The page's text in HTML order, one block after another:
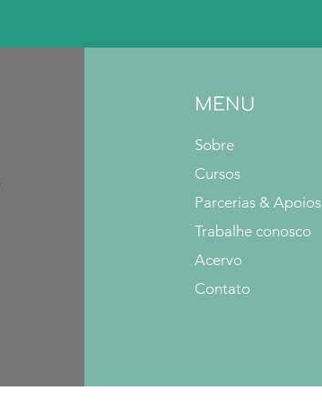
MENU
Sobre
Cursos
Parcerias & Apoios
Trabalhe conosco
Acervo
Contato